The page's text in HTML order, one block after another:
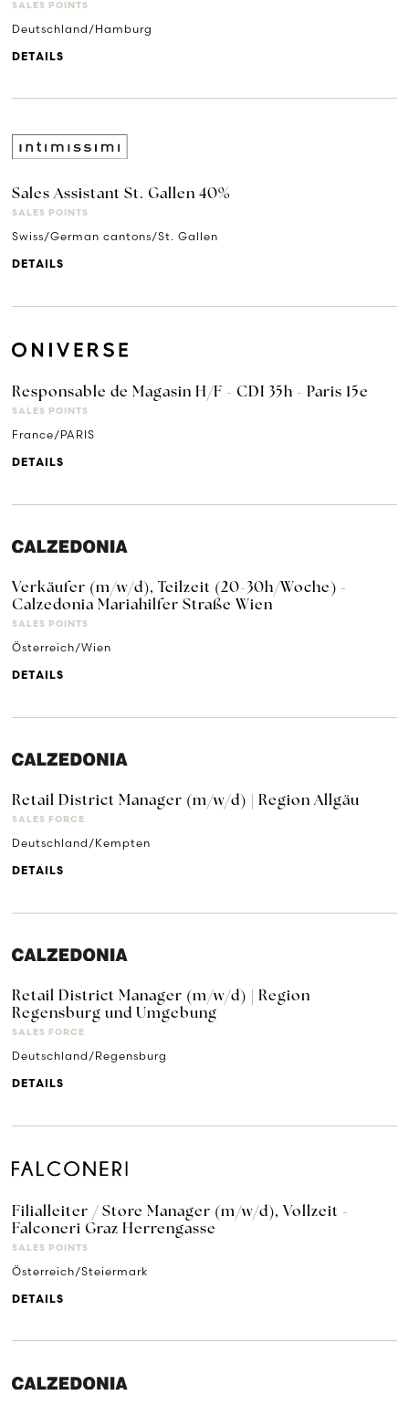
SALES POINTS
Deutschland/Hamburg
DETAILS
Sales Assistant St. Gallen 40%
SALES POINTS
Swiss/German cantons/St. Gallen
DETAILS
Responsable de Magasin H/F - CDI 35h - Paris 15e
SALES POINTS
France/PARIS
DETAILS
Verkäufer (m/w/d), Teilzeit (20-30h/Woche) -
Calzedonia Mariahilfer Straße Wien
SALES POINTS
Österreich/Wien
DETAILS
Retail District Manager (m/w/d) | Region Allgäu
SALES FORCE
Deutschland/Kempten
DETAILS
Retail District Manager (m/w/d) | Region
Regensburg und Umgebung
SALES FORCE
Deutschland/Regensburg
DETAILS
Filialleiter / Store Manager (m/w/d), Vollzeit -
Falconeri Graz Herrengasse
SALES POINTS
Österreich/Steiermark
DETAILS